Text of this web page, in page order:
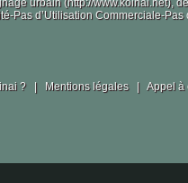
urbain (http://www.koinai.net),
Pas d’Utilisation Commerciale-
? | Mentions légales | Appel à